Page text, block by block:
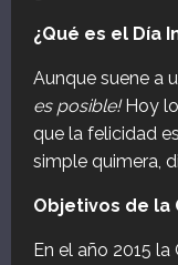
¿Qué es el Día
Aunque suene a
es posible!Hoy
que la felicidad
simple quimera,
Objetivos de la
En el año 2015